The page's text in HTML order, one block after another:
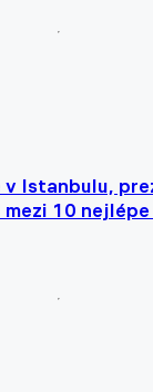
v Istanbulu,
10